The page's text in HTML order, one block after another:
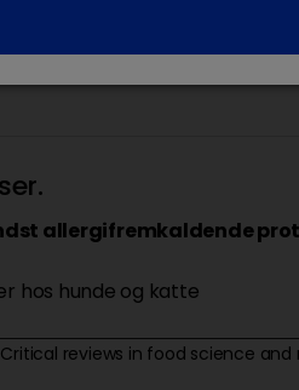
allergifremkaldende
hos hunde og katte
Critical reviews in food science